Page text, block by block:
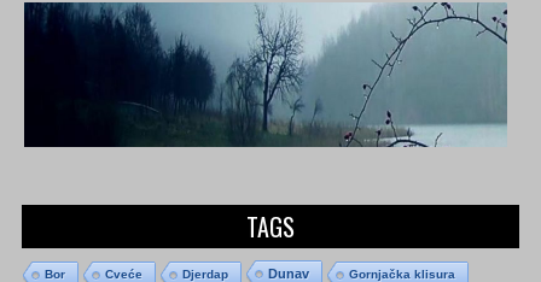
TAGS
Bor Cveće Djerdap Dunav Gornjačka klisura